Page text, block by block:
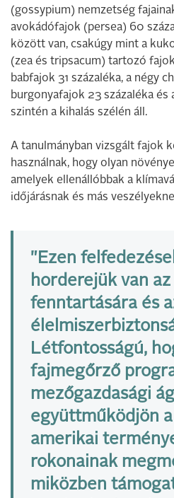
(gossypium) nemzetség
avokádófajok (persea) 60
között van, csakúgy mint a
(zea és tripsacum) tartozó
babfajok 31 százaléka, a négy
burgonyafajok 23 százaléka
szintén a kihalás szélén áll.
A tanulmányban vizsgált fajok
használnak, hogy olyan
amelyek ellenállóbbak a
időjárásnak és más
"Ezen
horderejük van
fenntartására és
Létfontosságú,
fajmegőrző
mezőgazdasági
együttműködjön
amerikai
rokonainak
miközben